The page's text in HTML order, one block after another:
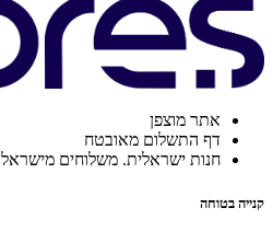
אתר מוצפן
דף התשלום מאובטח
חנות ישראלית. משלוחים מישראל
קנייה בטוחה